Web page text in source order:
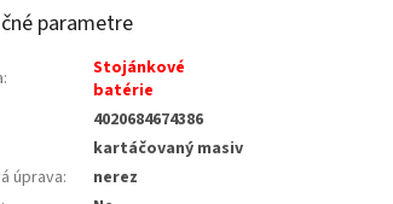
parametre
:
Stojánkové
batérie
4020684674386
kartáčovaný masiv
úprava:
nerez